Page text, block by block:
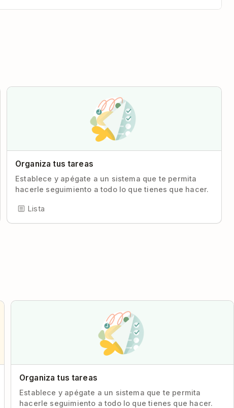
Organiza tus tareas
Establece y apégate a un sistema que te permita
hacerle seguimiento a todo lo que tienes que hacer.
Lista
Organiza tus tareas
Establece y apégate a un sistema que te permita
hacerle seguimiento a todo lo que tienes que hacer.